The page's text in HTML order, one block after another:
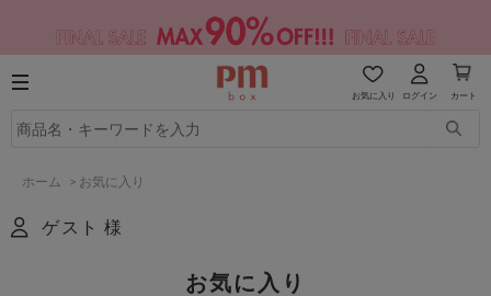
お気に入り ログイン カート
ホーム > お気に入り
ゲスト 様
お気に入り